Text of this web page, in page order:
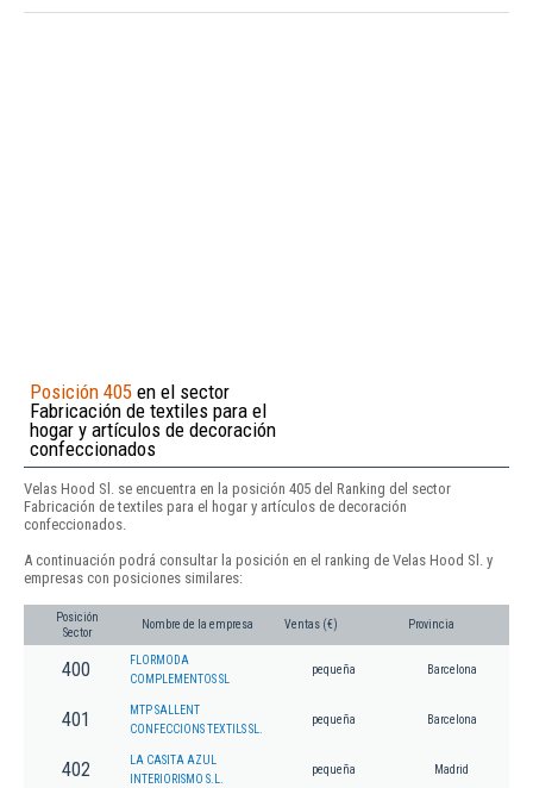
Posición 405 en el sector
Fabricación de textiles para el
hogar y artículos de decoración
confeccionados
Velas Hood Sl. se encuentra en la posición 405 del Ranking del sector
Fabricación de textiles para el hogar y artículos de decoración
confeccionados.
A continuación podrá consultar la posición en el ranking de Velas Hood Sl. y
empresas con posiciones similares:
Posición
Sector
Nombre de la empresa Ventas (€) Provincia
400
FLORMODA
COMPLEMENTOS SL
pequeña Barcelona
401
MTP SALLENT
CONFECCIONS TEXTILS SL.
pequeña Barcelona
402
LA CASITA AZUL
INTERIORISMO S.L.
pequeña Madrid